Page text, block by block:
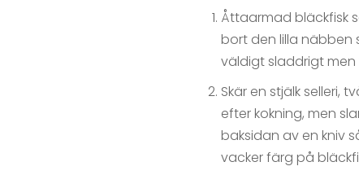
Åttaarmad bläckfisk
bort den lilla näbben
väldigt sladdrigt men
Skär en stjälk selleri,
efter kokning, men
baksidan av en kniv
vacker färg på